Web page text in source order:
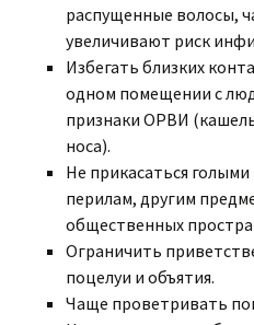
распущенные волосы,
увеличивают риск
Избегать близких
одном помещении с
признаки ОРВИ
носа).
Не прикасаться
перилам, другим
общественных
Ограничить
поцелуи и объятия.
Чаще проветривать